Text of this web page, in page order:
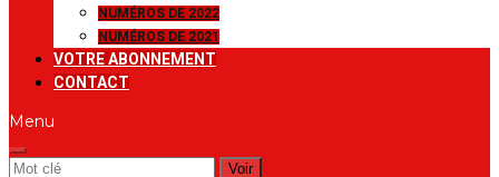
NUMÉROS DE 2022
NUMÉROS DE 2021
VOTRE ABONNEMENT
CONTACT
Menu
Rechercher: